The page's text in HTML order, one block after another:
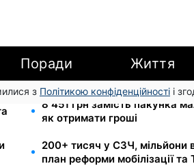
Поради Життя
з Політикою конфіденційності і
8 451 грн замість пакунка
як отримати гроші
200+ тисяч у СЗЧ, мільйони
план реформи мобілізації